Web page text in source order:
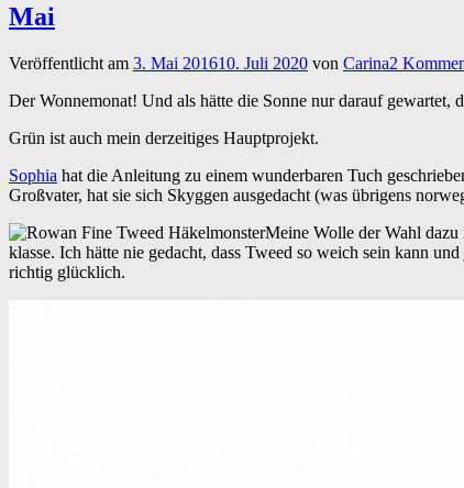
Mai
Veröffentlicht am 3. Mai 201610. Juli 2020 von Carina2
Der Wonnemonat! Und als hätte die Sonne nur darauf
Grün ist auch mein derzeitiges Hauptprojekt.
Sophia hat die Anleitung zu einem wunderbaren Tuch
Großvater, hat sie sich Skyggen ausgedacht (was übrigens
Meine Wolle der Wahl dazu
klasse. Ich hätte nie gedacht, dass Tweed so weich sein kann
richtig glücklich.